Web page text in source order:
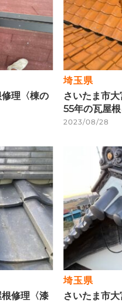
理〈棟の
埼玉県
さいたま市
55年の瓦屋根
2023/08/28
修理〈漆
埼玉県
さいたま市